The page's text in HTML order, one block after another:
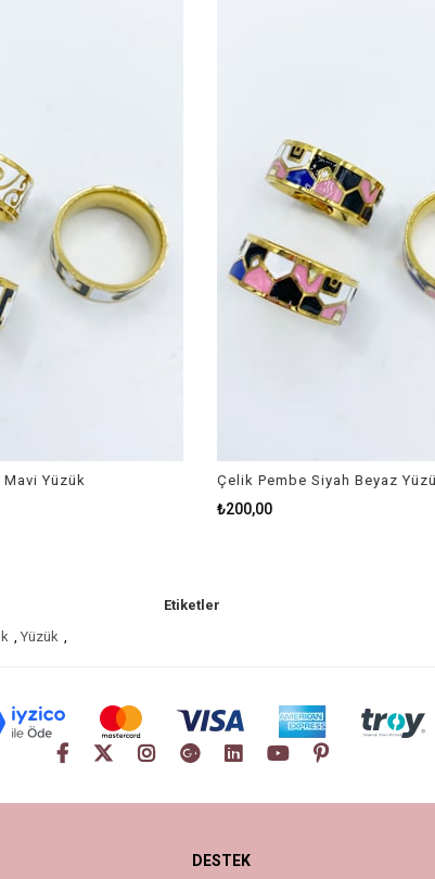
Yüzük Çelik Pembe Siyah Beyaz Yüzük
₺200,00
Etiketler
, Yüzük ,
DESTEK